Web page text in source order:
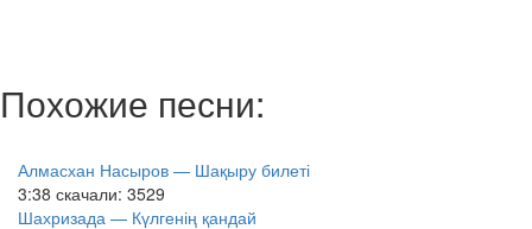
Похожие песни:
Алмасхан Насыров — Шақыру билеті
3:38 скачали: 3529
Шахризада — Күлгенің қандай